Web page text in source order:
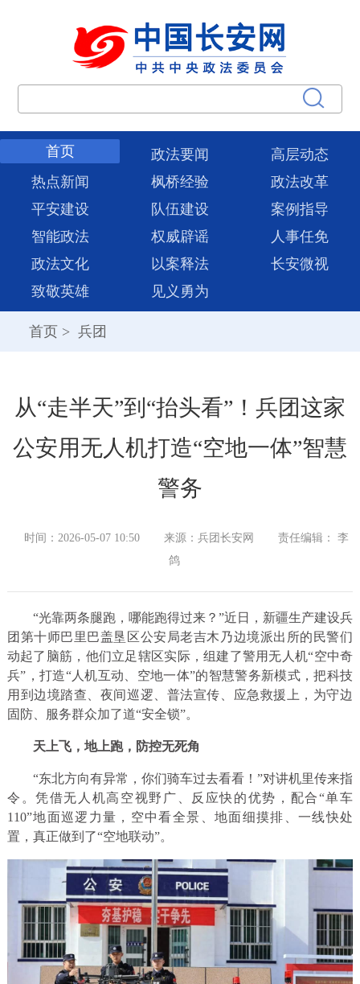
首页 政法要闻
高层动态
热点新闻
枫桥经验
政法改革
平安建设
队伍建设
案例指导
智能政法
权威辟谣
人事任免
政法文化
以案释法
长安微视
致敬英雄
见义勇为
首页 > 兵团
从“走半天”到“抬头看”！兵团这家
公安用无人机打造“空地一体”智慧
警务
时间：2026-05-07 10:50 来源：兵团长安网
责任编辑： 李
鸽
“光靠两条腿跑，哪能跑得过来？”近日，新疆生产建设兵
团第十师巴里巴盖垦区公安局老吉木乃边境派出所的民警们
动起了脑筋，他们立足辖区实际，组建了警用无人机“空中奇
兵”，打造“人机互动、空地一体”的智慧警务新模式，把科技
用到边境踏查、夜间巡逻、普法宣传、应急救援上，为守边
固防、服务群众加了道“安全锁”。
天上飞，地上跑，防控无死角
“东北方向有异常，你们骑车过去看看！”对讲机里传来指
令。凭借无人机高空视野广、反应快的优势，配合“单车
110”地面巡逻力量，空中看全景、地面细摸排、一线快处
置，真正做到了“空地联动”。